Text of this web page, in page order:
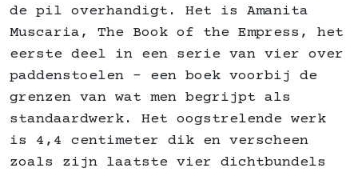
de pil overhandigt. Het is Amanita
Muscaria, The Book of the Empress, het
eerste deel in een serie van vier over
paddenstoelen – een boek voorbij de
grenzen van wat men begrijpt als
standaardwerk. Het oogstrelende werk
is 4,4 centimeter dik en verscheen
zoals zijn laatste vier dichtbundels